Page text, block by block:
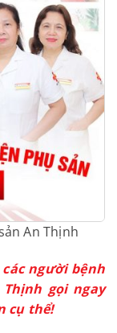
trình phẫu
phác đồ rõ
trong suốt